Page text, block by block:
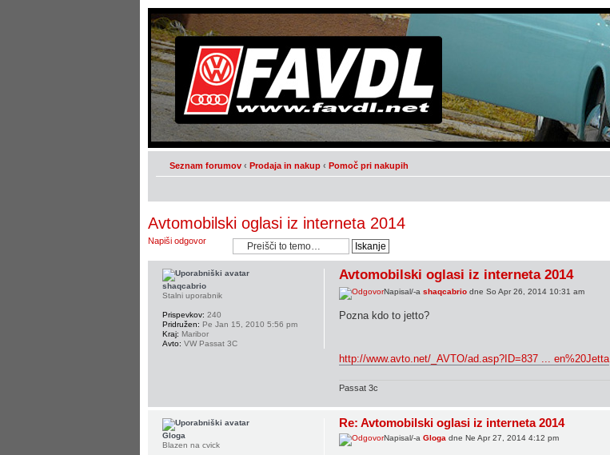
Seznam forumov ‹ Prodaja in nakup ‹ Pomoč pri nakupih
Avtomobilski oglasi iz interneta 2014
Napiši odgovor
Avtomobilski oglasi iz interneta 2014
Napisal/-a shaqcabriodne So Apr 26, 2014 10:31 am
Pozna kdo to jetto?
http://www.avto.net/_AVTO/ad.asp?ID=837 ... en%20Jetta
Passat 3c
shaqcabrio
Stalni uporabnik
Prispevkov: 240
Pridružen: Pe Jan 15, 2010 5:56 pm
Kraj: Maribor
Avto: VW Passat 3C
Re: Avtomobilski oglasi iz interneta 2014
Napisal/-a Glogadne Ne Apr 27, 2014 4:12 pm
Gloga
Blazen na cvick